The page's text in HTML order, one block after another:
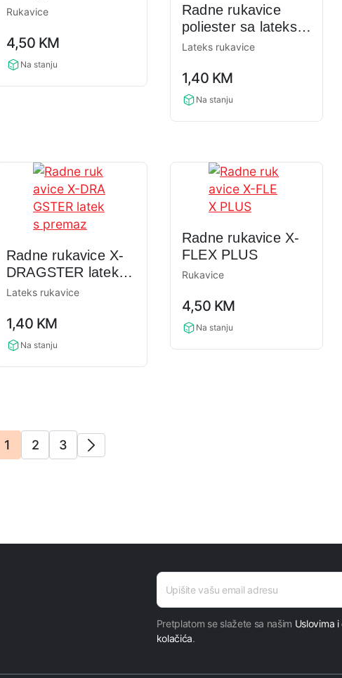
Rukavice
rating
4,50 KM
Na stanju
Radne rukavice
poliester sa lateks
premazom X-
Lateks rukavice
rating
1,40 KM
Na stanju
Radne rukavice X-
DRAGSTER lateks
premaz
Lateks rukavice
rating
1,40 KM
Na stanju
Radne rukavice X-
FLEX PLUS
Rukavice
rating
4,50 KM
Na stanju
1 2 3
E-mail
adresa
Pretplatom se slažete sa našim Uslovima
kolačića.